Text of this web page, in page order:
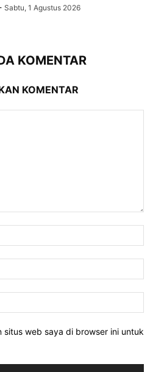
Sabtu, 1 Agustus 2026
KOMENTAR
KOMENTAR
situs web saya di browser ini untuk